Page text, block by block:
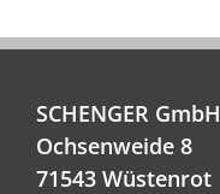
SCHENGER GmbH
Ochsenweide 8
71543 Wüstenrot